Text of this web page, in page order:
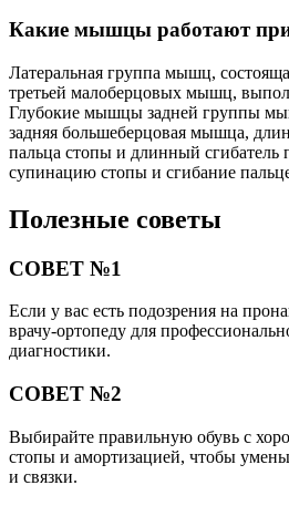
Какие мышцы работают
Латеральная группа мышц,
третьей малоберцовых мышц,
Глубокие мышцы задней группы
задняя большеберцовая мышца,
пальца стопы и длинный сгибатель
супинацию стопы и сгибание
Полезные советы
СОВЕТ №1
Если у вас есть подозрения на
врачу-ортопеду для
диагностики.
СОВЕТ №2
Выбирайте правильную обувь с
стопы и амортизацией, чтобы
и связки.